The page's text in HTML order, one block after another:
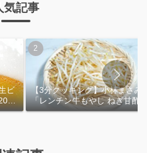
気記事
ビ
【3分クッキング】小林まさみ
「レンチン牛もやし ねぎ甘酢
れ」作り方